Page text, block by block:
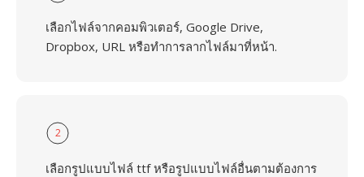
เลือกไฟล์จากคอมพิวเตอร์, Google Drive,
Dropbox, URL หรือทำการลากไฟล์มาที่หน้า.
2
เลือกรูปแบบไฟล์ ttf หรือรูปแบบไฟล์อื่นตามต้องการ